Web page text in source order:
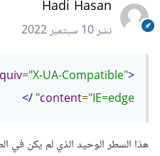
Hadi Hasan
نشر10 سبتمبر 2022
<meta
="X-UA-Compatible"
content="IE=edge"
/>
هذا السطر الوحيد الذي لم يكن في